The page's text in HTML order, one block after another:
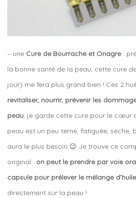
– une Cure de Bourrache et Onagre :
la bonne santé de la peau, cette cure
jour) me fera plus grand bien ! Ces 2
revitaliser, nourrir, prévenir les
peau, je garde cette cure pour le cœur
peau est un peu terne, fatiguée, sèche,
aura le plus besoin 😉 Je trouve ce
original : on peut le prendre par voie
capsule pour prélever le mélange d’huile
directement sur la peau !